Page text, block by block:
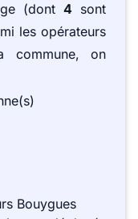
(dont 4 sont
les opérateurs
commune, on
Bouygues